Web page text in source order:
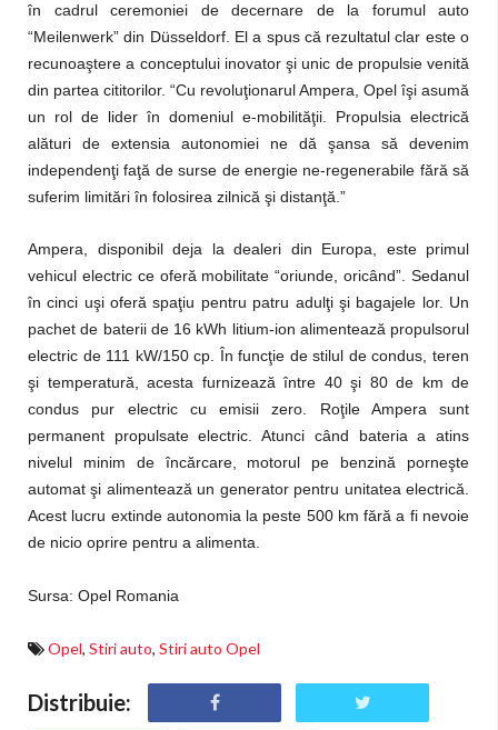
în cadrul ceremoniei de decernare de la forumul auto
“Meilenwerk” din Düsseldorf. El a spus că rezultatul clar este o
recunoaştere a conceptului inovator şi unic de propulsie venită
din partea cititorilor. “Cu revoluţionarul Ampera, Opel îşi asumă
un rol de lider în domeniul e-mobilităţii. Propulsia electrică
alături de extensia autonomiei ne dă şansa să devenim
independenţi faţă de surse de energie ne-regenerabile fără să
suferim limitări în folosirea zilnică şi distanţă.”
Ampera, disponibil deja la dealeri din Europa, este primul
vehicul electric ce oferă mobilitate “oriunde, oricând”. Sedanul
în cinci uşi oferă spaţiu pentru patru adulţi şi bagajele lor. Un
pachet de baterii de 16 kWh litium-ion alimentează propulsorul
electric de 111 kW/150 cp. În funcţie de stilul de condus, teren
şi temperatură, acesta furnizează între 40 şi 80 de km de
condus pur electric cu emisii zero. Roţile Ampera sunt
permanent propulsate electric. Atunci când bateria a atins
nivelul minim de încărcare, motorul pe benzină porneşte
automat şi alimentează un generator pentru unitatea electrică.
Acest lucru extinde autonomia la peste 500 km fără a fi nevoie
de nicio oprire pentru a alimenta.
Sursa: Opel Romania
Opel, Stiri auto, Stiri auto Opel
Distribuie: